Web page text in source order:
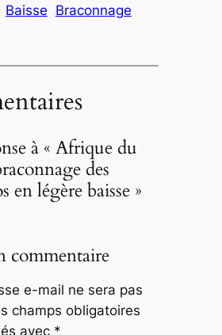
Baisse Braconnage
à « Afrique du
des
en légère baisse »
commentaire
e-mail ne sera pas
champs obligatoires
avec *